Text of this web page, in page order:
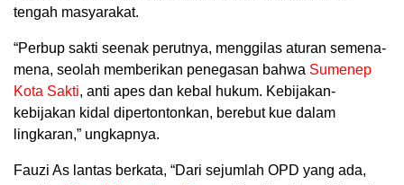
tengah masyarakat.
“Perbup sakti seenak perutnya, menggilas aturan semena-
mena, seolah memberikan penegasan bahwa Sumenep
Kota Sakti, anti apes dan kebal hukum. Kebijakan-
kebijakan kidal dipertontonkan, berebut kue dalam
lingkaran,” ungkapnya.
Fauzi As lantas berkata, “Dari sejumlah OPD yang ada,